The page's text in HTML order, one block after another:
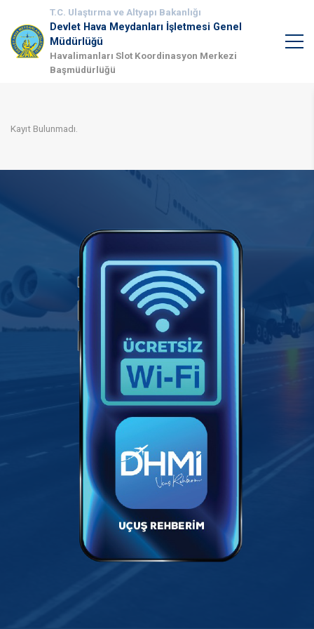
T.C. Ulaştırma ve Altyapı Bakanlığı
Devlet Hava Meydanları İşletmesi Genel
Müdürlüğü
Havalimanları Slot Koordinasyon Merkezi
Başmüdürlüğü
Kayıt Bulunmadı.